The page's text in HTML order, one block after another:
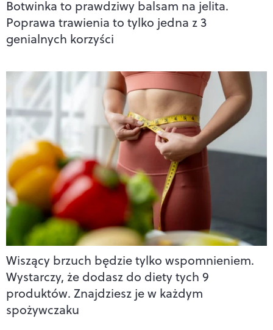
Botwinka to prawdziwy balsam na jelita.
Poprawa trawienia to tylko jedna z 3
genialnych korzyści
Wiszący brzuch będzie tylko wspomnieniem.
Wystarczy, że dodasz do diety tych 9
produktów. Znajdziesz je w każdym
spożywczaku